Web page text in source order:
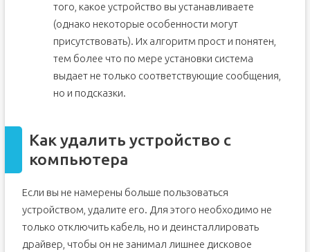
того, какое устройство вы устанавливаете
(однако некоторые особенности могут
присутствовать). Их алгоритм прост и понятен,
тем более что по мере установки система
выдает не только соответствующие сообщения,
но и подсказки.
Как удалить устройство с
компьютера
Если вы не намерены больше пользоваться
устройством, удалите его. Для этого необходимо не
только отключить кабель, но и деинсталлировать
драйвер, чтобы он не занимал лишнее дисковое